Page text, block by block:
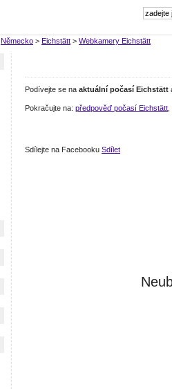
Německo > Eichstätt > Webkamery Eichstätt
Podívejte se na aktuální počasí Eichstätt
Pokračujte na: předpověď počasí Eichstätt
Sdílejte na Facebooku Sdílet